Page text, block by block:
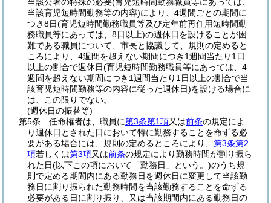
当該育児短時間勤務等の内容)により、4週間ごとの期間に
つき8日(育児短時間勤務職員等及び定年前再任用短時間勤
務職員等にあっては、8日以上)の週休日を設けることが困
難である職員について、市長と協議して、規則の定めると
ころにより、4週間を超えない期間につき1週間当たり1日
以上の割合で週休日(育児短時間勤務職員等にあっては、4
週間を超えない期間につき1週間当たり1日以上の割合で当
該育児短時間勤務等の内容に従った週休日)を設ける場合に
は、この限りでない。
(週休日の振替等)
第5条
任命権者は、職員に第3条第1項又は前条の規定によ
り週休日とされた日において特に勤務することを命ずる必
要がある場合には、規則の定めるところにより、 第3条第2
項若しくは第3項又は前条の規定により勤務時間が割り振ら
れた日(以下この項において「勤務日」という。)のうち規
則で定める期間内にある勤務日を週休日に変更して当該勤
務日に割り振られた勤務時間を当該勤務することを命ずる
必要がある日に割り振り、又は当該期間内にある勤務日の